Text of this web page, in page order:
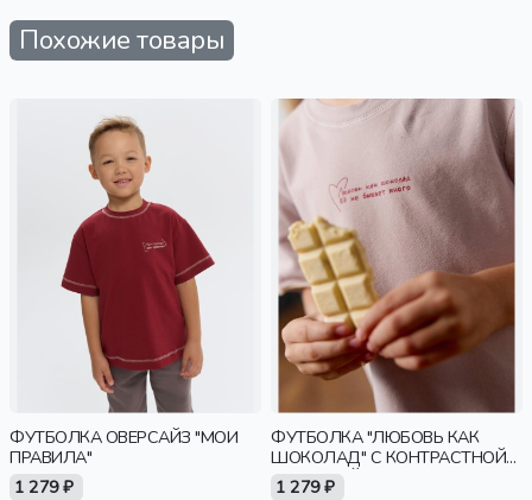
Похожие товары
ФУТБОЛКА ОВЕРСАЙЗ "МОИ
ПРАВИЛА"
1 279 ₽
ФУТБОЛКА "ЛЮБОВЬ КАК
ШОКОЛАД" С КОНТРАСТНОЙ
ОТДЕЛКОЙ
1 279 ₽